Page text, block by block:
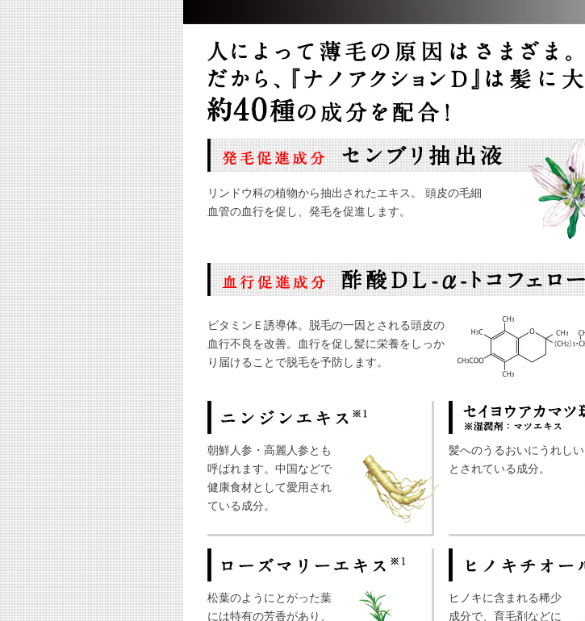
リンドウ科の植物から抽出されたエキス。 頭皮の毛細
血管の血行を促し、発毛を促進します。
ビタミンＥ誘導体。脱毛の一因とされる頭皮の
血行不良を改善。血行を促し髪に栄養をしっか
り届けることで脱毛を予防します。
朝鮮人参・高麗人参とも
呼ばれます。中国などで
健康食材として愛用され
ている成分。
髪へのうるおいにうれしい
とされている成分。
松葉のようにとがった葉
には特有の芳香があり、
ヒノキに含まれる稀少
成分で、育毛剤などに